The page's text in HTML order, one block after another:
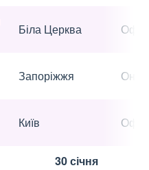
Біла Церква
Запоріжжя
Київ
30 січня